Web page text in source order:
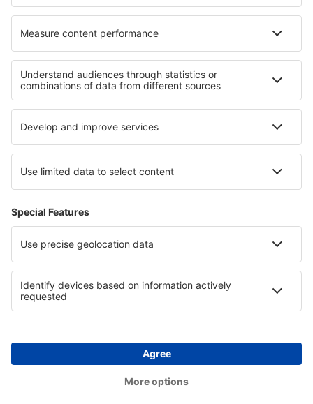
Informazioni su eSky
Termini e condizioni
Le mie prenotazioni
Informativa privacy
Assistenza e contatti
Paesi
Siti web internazionali
eSky.eu eSky.com eDestinos.com